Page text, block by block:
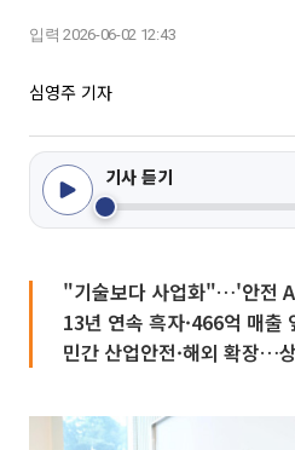
입력 2026-06-02 12:43
심영주 기자
기사 듣기
"기술보다 사업화"…'안전
13년 연속 흑자·466억 매출
민간 산업안전·해외 확장…